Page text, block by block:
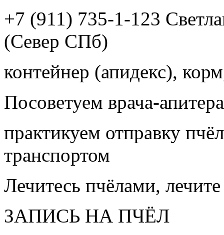
+7 (911) 735-1-123
(Север СПб)
контейнер (апидекс),
Посоветуем врача-
практикуем отправку
транспортом
Лечитесь пчёлами,
ЗАПИСЬ НА ПЧЁЛ